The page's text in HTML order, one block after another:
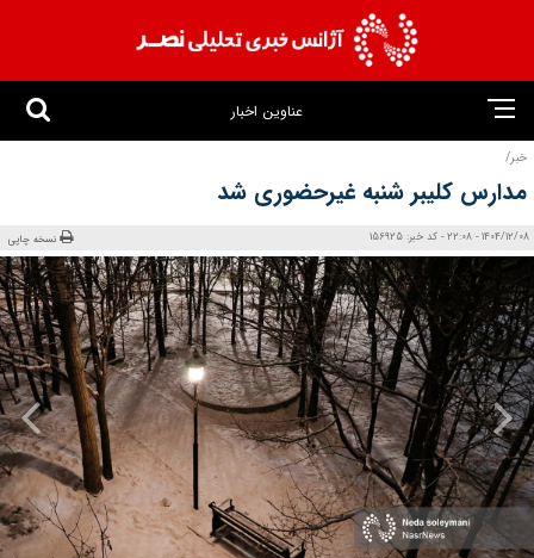
عناوین اخبار
خبر/
مدارس کلیبر شنبه غیرحضوری شد
1404/12/08 - 22:08 - کد خبر: 156925 نسخه چاپی